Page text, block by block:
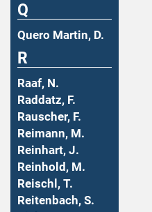
Q
Quero Martin, D.
R
Raaf, N.
Raddatz, F.
Rauscher, F.
Reimann, M.
Reinhart, J.
Reinhold, M.
Reischl, T.
Reitenbach, S.